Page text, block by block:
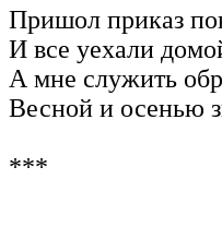
Пришол приказ
И все уехали
А мне служить
Весной и осенью
***